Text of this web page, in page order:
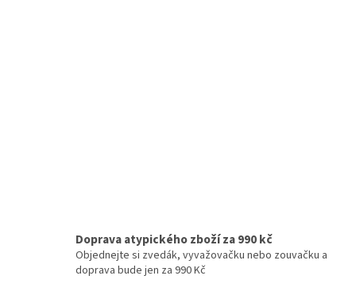
Doprava atypického zboží za 990 kč
Objednejte si zvedák, vyvažovačku nebo zouvačku a
doprava bude jen za 990 Kč